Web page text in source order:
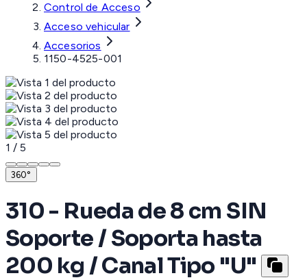
Control de Acceso
Acceso vehicular
Accesorios
1150-4525-001
1 / 5
360°
310 - Rueda de 8 cm SIN
Soporte / Soporta hasta
200 kg / Canal Tipo "U"